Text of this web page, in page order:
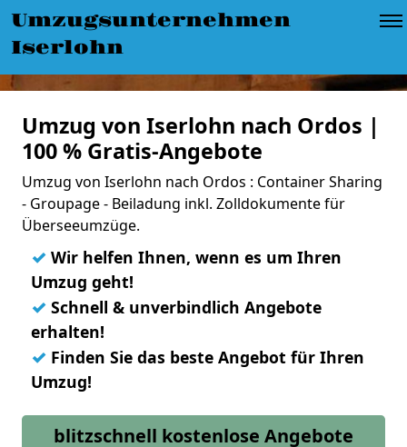
Umzugsunternehmen
Iserlohn
Umzug von Iserlohn nach Ordos |
100 % Gratis-Angebote
Umzug von Iserlohn nach Ordos : Container Sharing
- Groupage - Beiladung inkl. Zolldokumente für
Überseeumzüge.
✓ Wir helfen Ihnen, wenn es um Ihren
Umzug geht!
✓ Schnell & unverbindlich Angebote
erhalten!
✓ Finden Sie das beste Angebot für Ihren
Umzug!
blitzschnell kostenlose Angebote